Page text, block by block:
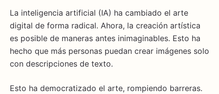
La inteligencia artificial (IA) ha cambiado el arte
digital de forma radical. Ahora, la creación artística
es posible de maneras antes inimaginables. Esto ha
hecho que más personas puedan crear imágenes solo
con descripciones de texto.
Esto ha democratizado el arte, rompiendo barreras.